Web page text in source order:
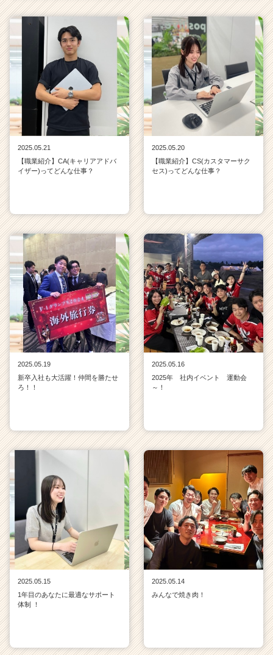
2025.05.21
【職業紹介】CA(キャリアアドバ
イザー)ってどんな仕事？
2025.05.20
【職業紹介】CS(カスタマーサク
セス)ってどんな仕事？
2025.05.19
新卒入社も大活躍！仲間を勝たせ
ろ！！
2025.05.16
2025年 社内イベント 運動会
～！
2025.05.15
1年目のあなたに最適なサポート
体制 ！
2025.05.14
みんなで焼き肉！